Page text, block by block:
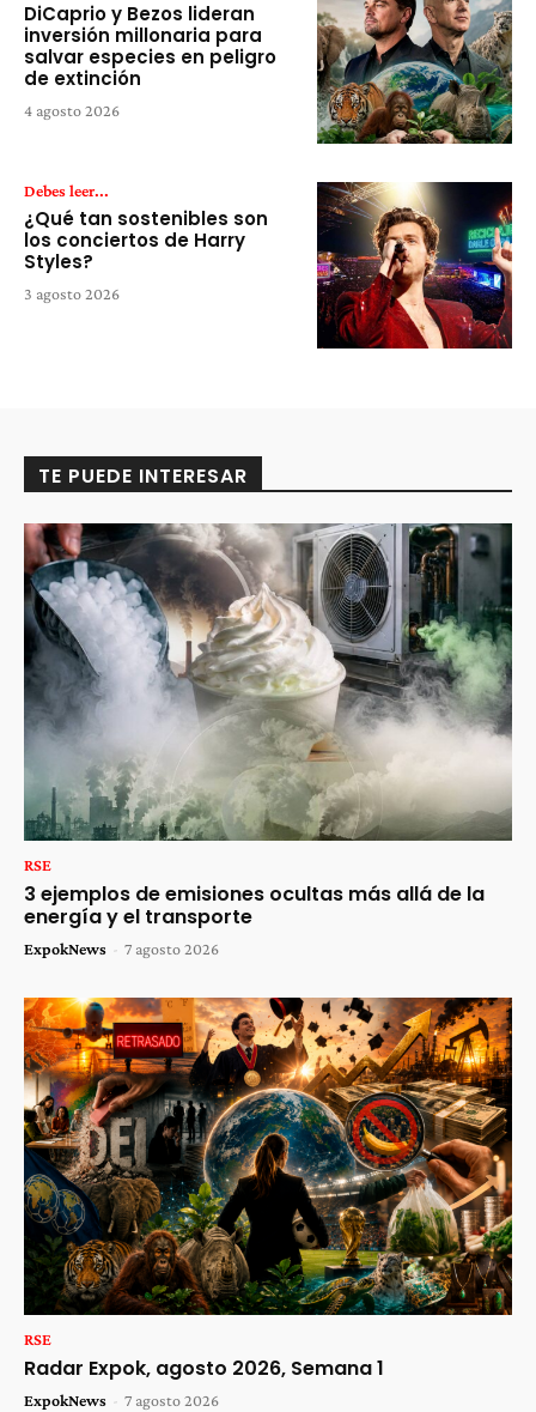
DiCaprio y Bezos lideran
inversión millonaria para
salvar especies en peligro
de extinción
4 agosto 2026
Debes leer...
¿Qué tan sostenibles son
los conciertos de Harry
Styles?
3 agosto 2026
TE PUEDE INTERESAR
RSE
3 ejemplos de emisiones ocultas más allá de la
energía y el transporte
ExpokNews - 7 agosto 2026
RSE
Radar Expok, agosto 2026, Semana 1
ExpokNews - 7 agosto 2026